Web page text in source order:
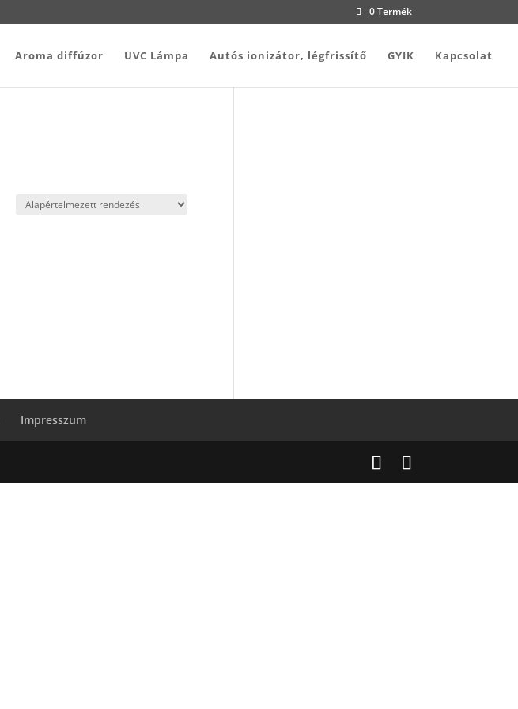
0 Termék
Aroma diffúzor UVC Lámpa Autós ionizátor, légfrissítő GYIK Kapcsolat
Impresszum